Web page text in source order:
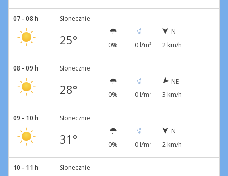
07 - 08 h Słonecznie
25° 0% 0 l/m²
N
2 km/h
08 - 09 h Słonecznie
28° 0% 0 l/m²
NE
3 km/h
09 - 10 h Słonecznie
31° 0% 0 l/m²
N
2 km/h
10 - 11 h Słonecznie